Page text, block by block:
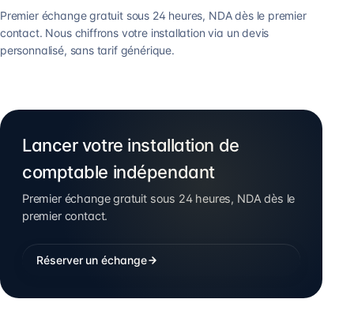
Premier échange gratuit sous 24 heures, NDA dès le premier
contact. Nous chiffrons votre installation via un devis
personnalisé, sans tarif générique.
Lancer votre installation de
comptable indépendant
Premier échange gratuit sous 24 heures, NDA dès le
premier contact.
Réserver un échange